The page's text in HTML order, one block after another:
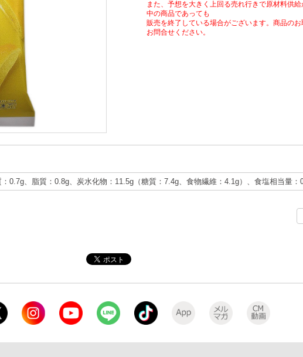
また、予想を大きく上回る売れ行きで原材料供
中の商品であっても
販売を終了している場合がございます。商品の
お問合せください。
0.7g、脂質：0.8g、炭水化物：11.5g（糖質：7.4g、食物繊維：4.1g）、食塩相当量：